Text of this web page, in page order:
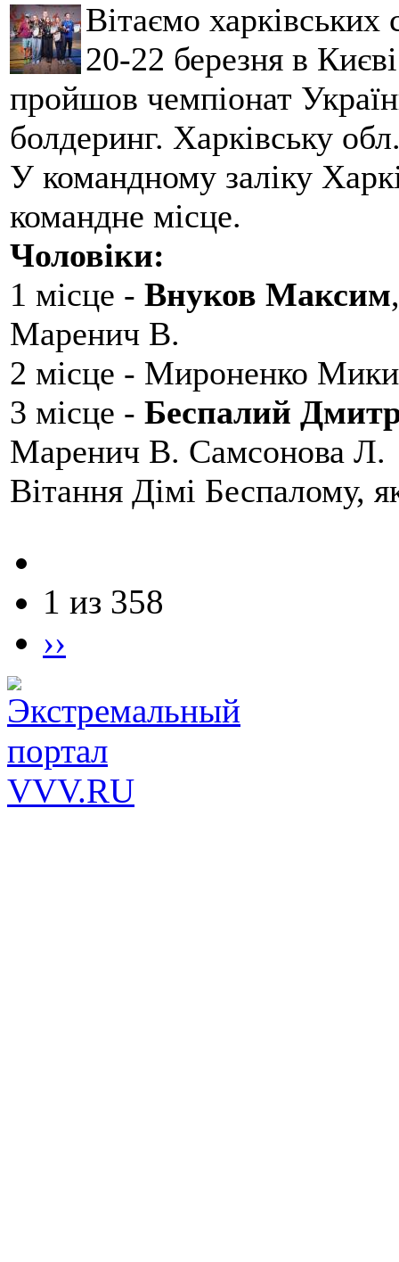
Вітаємо
20-22 березня в
пройшов чемпіонат
болдеринг. Харківську
У командному заліку
командне місце.
Чоловіки:
1 місце - Внуков Максим
Маренич В.
2 місце - Мироненко
3 місце - Беспалий
Маренич В. Самсонова Л.
Вітання Дімі Беспалому,
1 из 358
››